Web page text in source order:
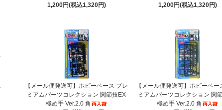
1,200円(税込1,320円)
1,200円(税込1,320円)
【メール便発送可】ホビーベース プレ
ミアムパーツコレクション 関節技EX
極め手 Ver.2.0 角
【メール便発送可】ホビーベー
ミアムパーツコレクション 関
極め手 Ver.2.0 角